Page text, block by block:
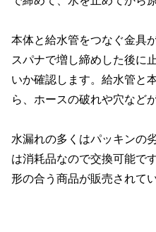
本体と給水管をつなぐ金具
スパナで増し締めした後に
いか確認します。給水管と
ら、ホースの破れや穴など
水漏れの多くはパッキンの
は消耗品なので交換可能で
形の合う商品が販売されて